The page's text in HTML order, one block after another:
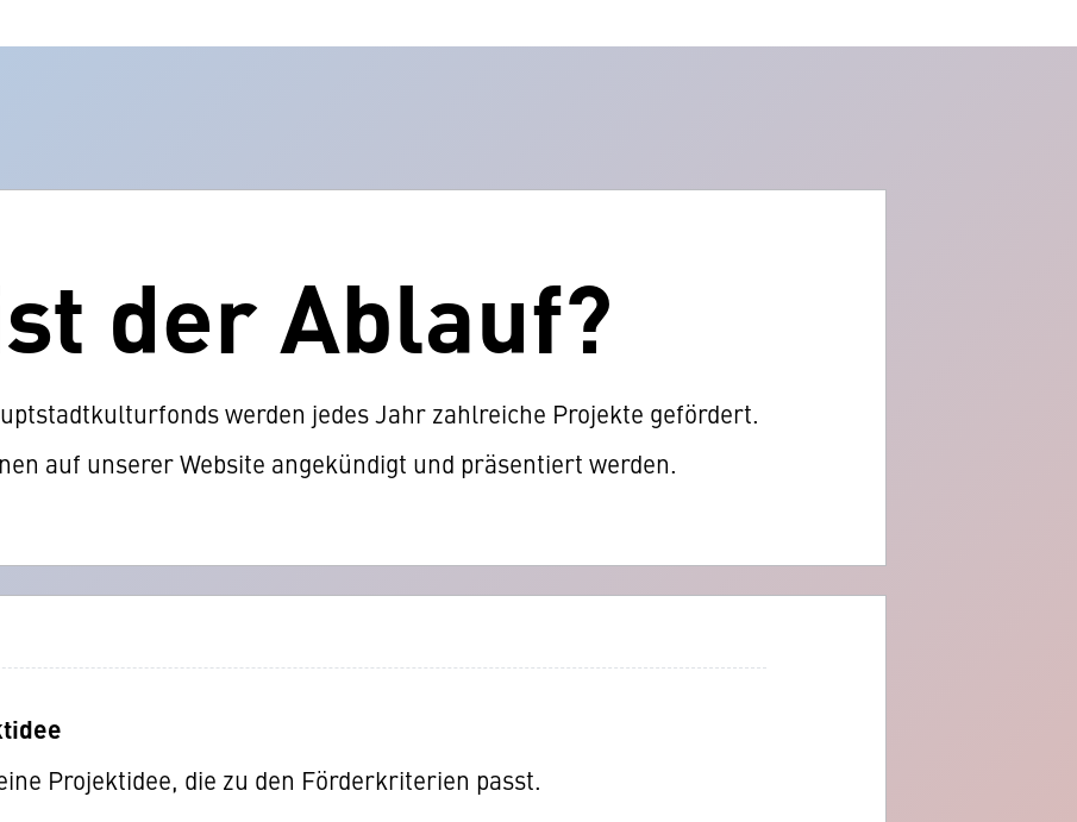
der Ablauf?
werden jedes Jahr zahlreiche Projekte gefördert.
auf unserer Website angekündigt und präsentiert werden.
Projektidee, die zu den Förderkriterien passt.